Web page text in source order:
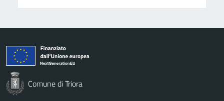
Comune di Triora